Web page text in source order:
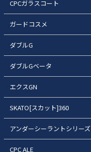
CPCガラスコート
ガードコスメ
ダブルG
ダブルGベータ
エクスGN
SKATO[スカット]360
アンダーシーラントシリーズ
CPC ALE